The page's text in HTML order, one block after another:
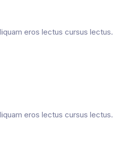
eros lectus cursus lectus.
eros lectus cursus lectus.